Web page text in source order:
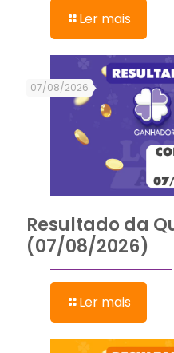
Ler mais
07/08/2026
Resultado da
(07/08/2026)
Ler mais